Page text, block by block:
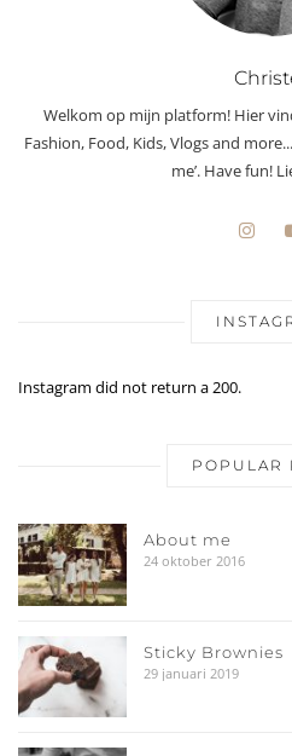
Welkom op mijn platform! Hier
Fashion, Food, Kids, Vlogs and
me’. Have fun!
Instagram did not return a 200.
POPULAR
About me
24 oktober 2016
Sticky Brownies
29 januari 2019